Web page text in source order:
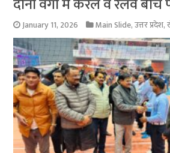
दोनों वर्गों में केरल व रेलवे
January 11, 2026 Main Slide,उत्तर प्रदेश,